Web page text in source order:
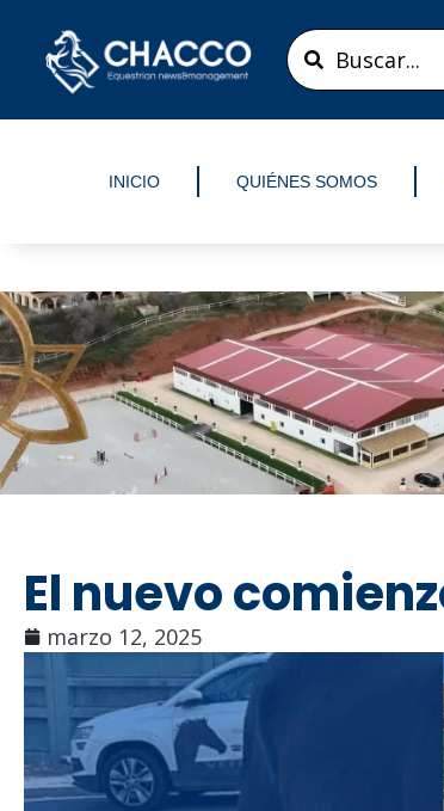
contenido
Search
...
INICIO QUIÉNES SOMOS
El nuevo
marzo 12, 2025